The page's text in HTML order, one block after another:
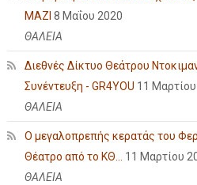
ΜΑΖΙ 8 Μαΐου 2020
ΘΑΛΕΙΑ
Διεθνές Δίκτυο Θεάτρου
Συνέντευξη - GR4YOU 11
ΘΑΛΕΙΑ
Ο μεγαλοπρεπής κερατάς του
Θέατρο από το ΚΘ...
11 Μαρτίου
ΘΑΛΕΙΑ